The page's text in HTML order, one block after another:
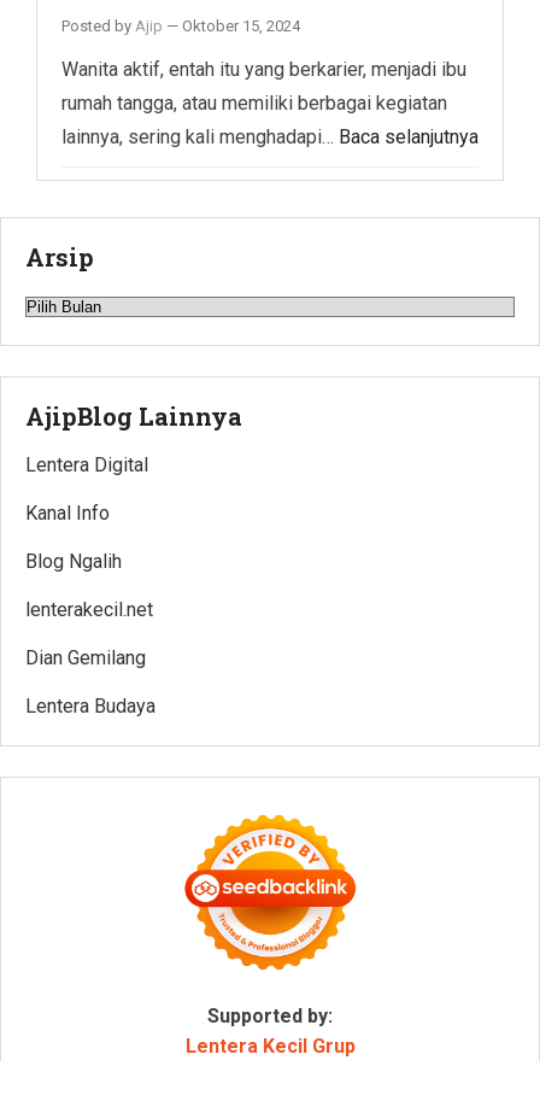
Posted by Ajip — Oktober 15, 2024
Wanita aktif, entah itu yang berkarier, menjadi ibu
rumah tangga, atau memiliki berbagai kegiatan
lainnya, sering kali menghadapi… Baca selanjutnya
Arsip
Arsip
AjipBlog Lainnya
Lentera Digital
Kanal Info
Blog Ngalih
lenterakecil.net
Dian Gemilang
Lentera Budaya
Supported by:
Lentera Kecil Grup